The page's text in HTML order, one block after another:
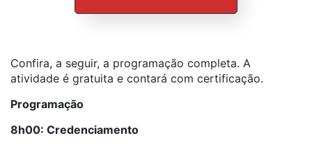
Confira, a seguir, a programação completa. A
atividade é gratuita e contará com certificação.
Programação
8h00: Credenciamento